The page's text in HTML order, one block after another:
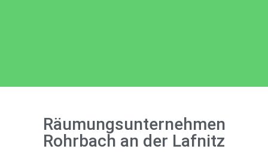
Räumungsunternehmen
Rohrbach an der Lafnitz